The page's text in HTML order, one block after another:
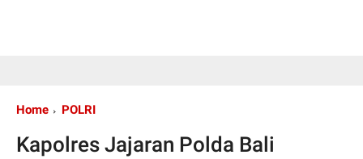
Home POLRI
Kapolres Jajaran Polda Bali